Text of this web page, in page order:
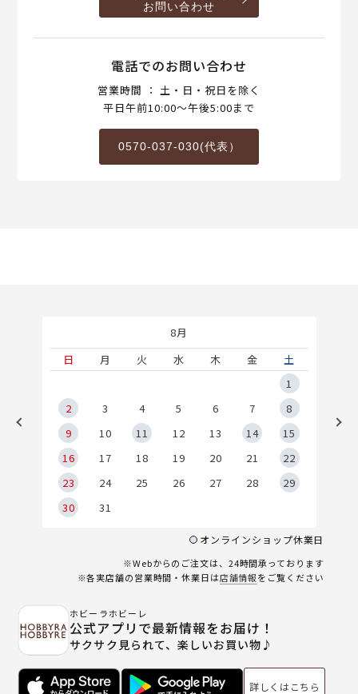
お問い合わせ
電話でのお問い合わせ
営業時間 ： 土・日・祝日を除く
平日午前10:00～午後5:00まで
0570-037-030(代表）
8月
日
月 火 水 木 金
土
1
2
3 4 5 6 7
8
9
10 11 12 13 14
15
16
17 18 19 20 21
22
23
24 25 26 27 28
29
30
31
オンラインショップ休業日
※Webからのご注文は、24時間承っております
※各実店舗の営業時間・休業日は店舗情報をご覧ください
ホビーラホビーレ
公式アプリで最新情報をお届け！
サクサク見られて、楽しいお買い物♪
詳しくはこちら